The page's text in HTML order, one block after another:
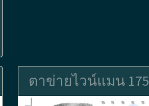
ตาข่ายไวน์แมน 175